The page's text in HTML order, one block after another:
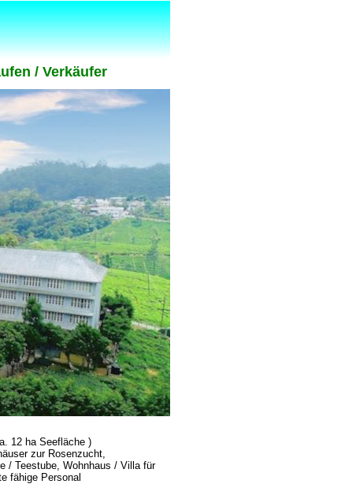
/ Verkäufer
12 ha Seefläche )
zur Rosenzucht,
/ Teestube, Wohnhaus / Villa für
fähige Personal